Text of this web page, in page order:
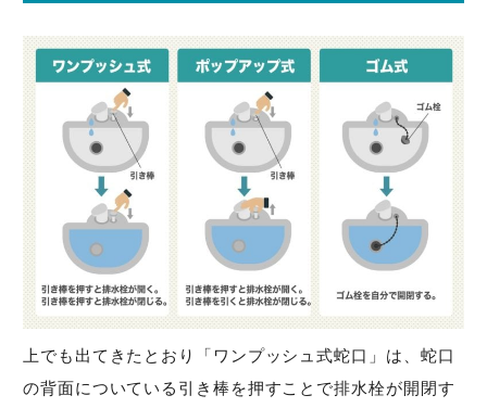
上でも出てきたとおり「ワンプッシュ式蛇口」は、蛇口
の背面についている引き棒を押すことで排水栓が開閉す